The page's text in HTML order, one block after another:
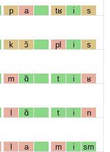
p a tʁ i s
k ɔ̃ pl i s
m ɑ̃ t i ʁ
l ɑ̃ t i n
l a m i sm